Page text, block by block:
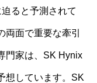
ると予測されて
面で重要な牽引
門家は、SK Hynix
想しています。SK